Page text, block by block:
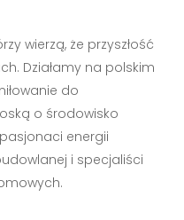
wierzą, że przyszłość
Działamy na polskim
do
o środowisko
energii
i specjaliści